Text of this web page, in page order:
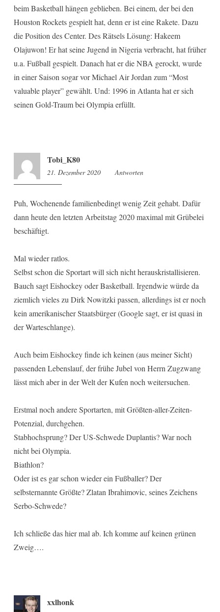
beim Basketball hängen geblieben. Bei einem, der bei den
Houston Rockets gespielt hat, denn er ist eine Rakete. Dazu
die Position des Center. Des Rätsels Lösung: Hakeem
Olajuwon! Er hat seine Jugend in Nigeria verbracht, hat früher
u.a. Fußball gespielt. Danach hat er die NBA gerockt, wurde
in einer Saison sogar vor Michael Air Jordan zum “Most
valuable player” gewählt. Und: 1996 in Atlanta hat er sich
seinen Gold-Traum bei Olympia erfüllt.
Tobi_K80
21. Dezember 2020 14:47
Antworten
Puh, Wochenende familienbedingt wenig Zeit gehabt. Dafür
dann heute den letzten Arbeitstag 2020 maximal mit Grübelei
beschäftigt.
Mal wieder ratlos.
Selbst schon die Sportart will sich nicht herauskristallisieren.
Bauch sagt Eishockey oder Basketball. Irgendwie würde da
ziemlich vieles zu Dirk Nowitzki passen, allerdings ist er noch
kein amerikanischer Staatsbürger (Google sagt, er ist quasi in
der Warteschlange).
Auch beim Eishockey finde ich keinen (aus meiner Sicht)
passenden Lebenslauf, der frühe Jubel von Herrn Zugzwang
lässt mich aber in der Welt der Kufen noch weitersuchen.
Erstmal noch andere Sportarten, mit Größten-aller-Zeiten-
Potenzial, durchgehen.
Stabhochsprung? Der US-Schwede Duplantis? War noch
nicht bei Olympia.
Biathlon?
Oder ist es gar schon wieder ein Fußballer? Der
selbsternannte Größte? Zlatan Ibrahimovic, seines Zeichens
Serbo-Schwede?
Ich schließe das hier mal ab. Ich komme auf keinen grünen
Zweig….
xxlhonk